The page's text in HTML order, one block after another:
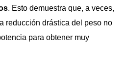
. Esto demuestra que, a veces,
reducción drástica del peso no
para obtener muy